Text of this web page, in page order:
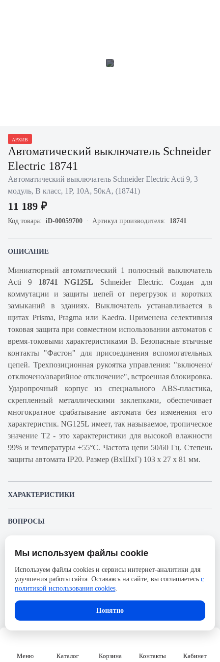
Меню Каталог Корзина Контакты Кабинет
АРХИВ
Автоматический выключатель Schneider
Electric 18741
Автоматический выключатель Schneider Electric Acti 9, 3
модуль, B класс, 1P, 10А, 50кА, (18741)
11 189 ₽
Код товара: iD-00059700 Артикул производителя: 18741
ОПИСАНИЕ
Миниатюрный автоматический 1 полюсный выключатель
Acti 9 18741 NG125L Schneider Electric. Создан для
коммутации и защиты цепей от перегрузок и коротких
замыканий в зданиях. Выключатель устанавливается в
щитах Prisma, Pragma или Kaedra. Применена селективная
токовая защита при совместном использовании автоматов с
время-токовыми характеристиками B. Безопасные втычные
контакты "Фастон" для присоединения вспомогательных
цепей. Трехпозиционная рукоятка управления: "включено/
отключено/аварийное отключение", встроенная блокировка.
Ударопрочный корпус из специального ABS-пластика,
скрепленный металлическими заклепками, обеспечивает
многократное срабатывание автомата без изменения его
характеристик. NG125L имеет, так называемое, тропическое
значение Т2 - это характеристики для высокой влажности
99% и температуры +55°С. Частота цепи 50/60 Гц. Степень
защиты автомата IP20. Размер (ВхШхГ) 103 х 27 х 81 мм.
ХАРАКТЕРИСТИКИ
Производитель
Серия
Acti 9
Номинальный ток
Напряжение, В
690
Количество полюсов
ВОПРОСЫ
Пожалуйста, авторизуйтесь, чтобы иметь
возможность оставлять вопросы.
Представленные изображения и характеристики могут отличаться от реального
без предварительного уведомления. Компания АйДистрибьют не несёт
ответственности в случае не соответствия текущей модели товаров фотографиям,
размещённым в карточке товара.
Мы используем файлы cookie
Используем файлы cookies и сервисы интернет-аналитики для
улучшения работы сайта. Оставаясь на сайте, вы соглашаетесь с
политикой использования cookies.
Понятно